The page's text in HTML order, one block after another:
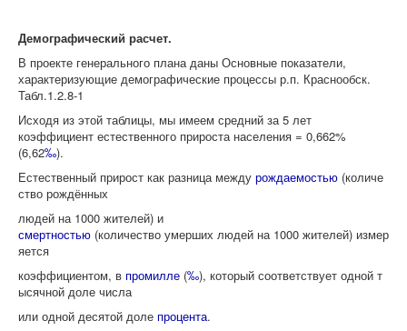
Демографический расчет.
В проекте генерального плана даны Основные показатели,
характеризующие демографические процессы р.п. Краснообск.
Табл.1.2.8-1
Исходя из этой таблицы, мы имеем средний за 5 лет
коэффициент естественного прироста населения = 0,662%
(6,62‰).
Естественный прирост как разница между рождаемостью (количе
ство рождённых
людей на 1000 жителей) и
смертностью (количество умерших людей на 1000 жителей) измер
яется
коэффициентом, в промилле (‰), который соответствует одной т
ысячной доле числа
или одной десятой доле процента.